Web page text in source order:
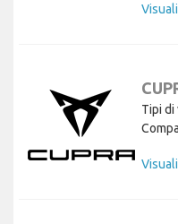
Tipi di